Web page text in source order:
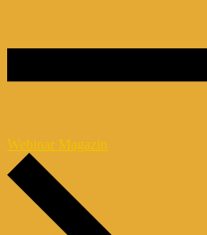
Webinar Magazin